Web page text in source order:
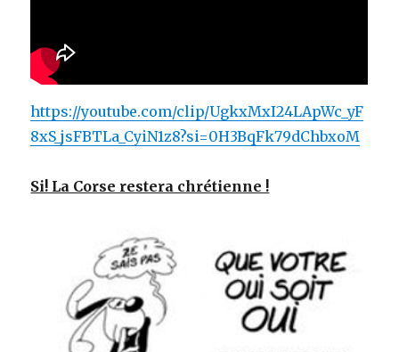
https://youtube.com/clip/UgkxMxI24LApWc_yF
8xS_jsFBTLa_CyiN1z8?si=0H3BqFk79dChbxoM
Si! La Corse restera chrétienne !